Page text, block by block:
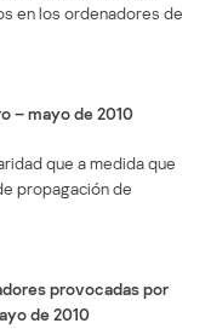
en los ordenadores de
– mayo de 2010
que a medida que
propagación de
provocadas por
de 2010